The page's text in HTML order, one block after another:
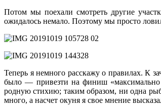
Потом мы поехали смотреть другие
ожидалось немало. Поэтому мы просто
Теперь я немного расскажу о правилах. К
было — привезти на финиш
родную стихию; таким образом, ни одна
много, а насчет окуня я свое мнение